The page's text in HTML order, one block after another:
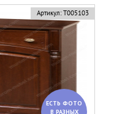
Артикул: Т005103
ЕСТЬ ФОТО
В РАЗНЫХ